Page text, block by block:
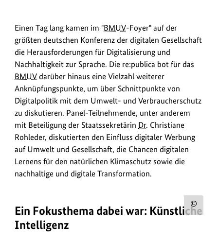
Einen
Tag
lang
kamen
im
„BMUV-
Foyer“
der
größten
deutschen
Konferenz
der
digitalen
Herausforderungen
für
Einen Tag lang kamen im "BMUV-Foyer" auf der
größten deutschen Konferenz der digitalen Gesellschaft
die Herausforderungen für Digitalisierung und
Nachhaltigkeit zur Sprache. Die re:publica bot für das
BMUV darüber hinaus eine Vielzahl weiterer
Anknüpfungspunkte, um über Schnittpunkte von
Digitalpolitik mit dem Umwelt- und Verbraucherschutz
zu diskutieren. Panel-Teilnehmende, unter anderem
mit Beteiligung der Staatssekretärin Dr. Christiane
Rohleder, diskutierten den Einfluss digitaler Werbung
auf Umwelt und Gesellschaft, die Chancen digitalen
Lernens für den natürlichen Klimaschutz sowie die
nachhaltige und digitale Transformation.
Ein Fokusthema dabei war: Künstliche
Intelligenz